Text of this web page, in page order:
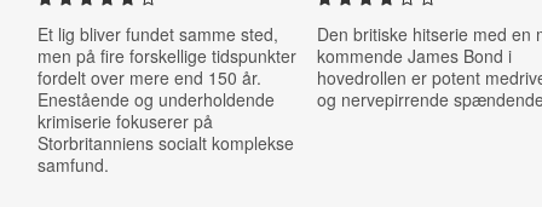
Et lig bliver fundet samme sted,
men på fire forskellige tidspunkter
fordelt over mere end 150 år.
Enestående og underholdende
krimiserie fokuserer på
Storbritanniens socialt komplekse
samfund.
Den britiske hitserie med en
kommende James Bond i
hovedrollen er potent
og nervepirrende